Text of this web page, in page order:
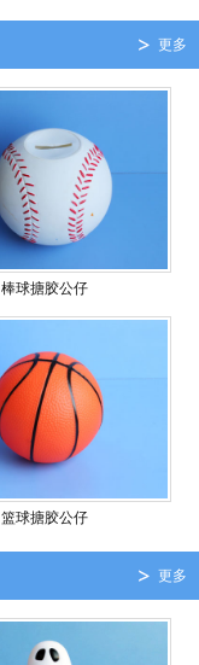
更多
棒球搪胶公仔
篮球搪胶公仔
更多